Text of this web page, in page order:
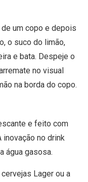
um copo e depois
o suco do limão,
e bata. Despeje o
no visual
na borda do copo.
e feito com
inovação no drink
água gasosa.
Lager ou a